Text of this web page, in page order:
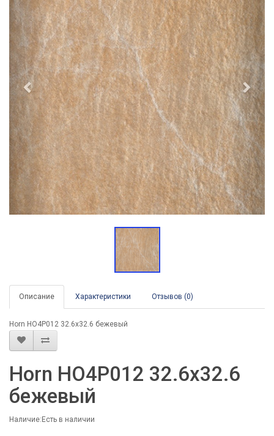
Описание Характеристики Отзывов (0)
Horn HO4P012 32.6x32.6 бежевый
Horn HO4P012 32.6x32.6
бежевый
Наличие:Есть в наличии